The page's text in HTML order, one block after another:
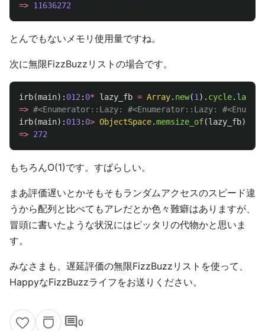
=> 11636272
とんでもないメモリ使用量ですね。
次に無限FizzBuzzリストの場合です。
irb(main): 012 : 0* lazy_fb = Array. new(1 ). cycle. lazy
=> #<Enumerator::Lazy: #<Enumerator::Lazy:
irb(main): 013: 0> ObjectSpace.memsize_of(lazy_fb)
=> 272
もちろんO(1)です。すばらしい。
まあ評価遅いとかそもそもランダムアクセスのスピード違
うから配列と比べてもアレだとか色々難癖はありますが、
冒頭に書いたような状況にはピッタリの代物かと思いま
す。
みなさまも、遅延評価の無限FizzBuzzリストを使って、
HappyなFizzBuzzライフをお送りください。
comment0